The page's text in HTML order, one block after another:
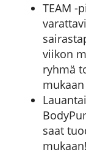
TEAM -
viikon
ryhmä
mukaan
saat